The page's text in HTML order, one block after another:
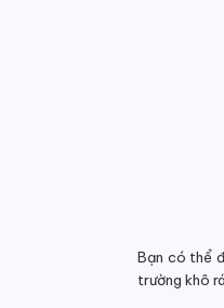
Bạn có thể
trường khô